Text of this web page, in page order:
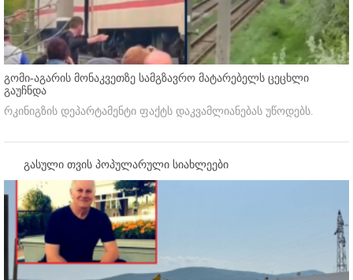
გომი-აგარის მონაკვეთზე სამგზავრო მატარებელს ცეცხლი
გაუჩნდა
რკინიგზის დეპარტამენტი ფაქტს დაკვამლიანებას უწოდებს.
გასული თვის პოპულარული სიახლეები